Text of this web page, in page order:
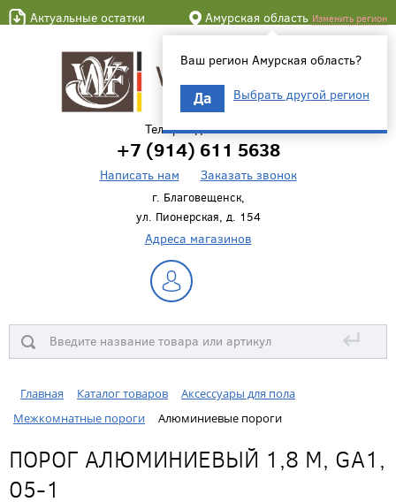
Актуальные остатки Амурская область Изменить регион
Ваш регион Амурская область?
Да Выбрать другой регион
Телефон для связи
+7 (914) 611 5638
Написать нам Заказать звонок
г. Благовещенск,
ул. Пионерская, д. 154
Адреса магазинов
↵
Главная Каталог товаров
Аксессуары для пола
Межкомнатные пороги
Алюминиевые пороги
ПОРОГ АЛЮМИНИЕВЫЙ 1,8 М, GA1,
05-1